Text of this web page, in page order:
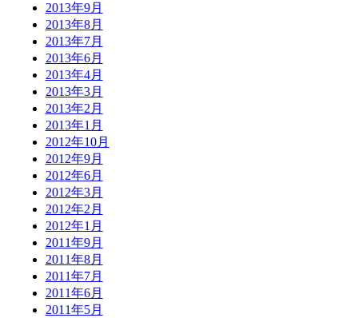
2013年9月
2013年8月
2013年7月
2013年6月
2013年4月
2013年3月
2013年2月
2013年1月
2012年10月
2012年9月
2012年6月
2012年3月
2012年2月
2012年1月
2011年9月
2011年8月
2011年7月
2011年6月
2011年5月